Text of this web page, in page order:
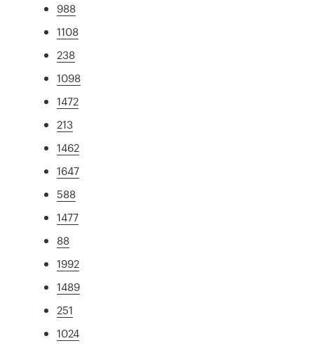
988
1108
238
1098
1472
213
1462
1647
588
1477
88
1992
1489
251
1024